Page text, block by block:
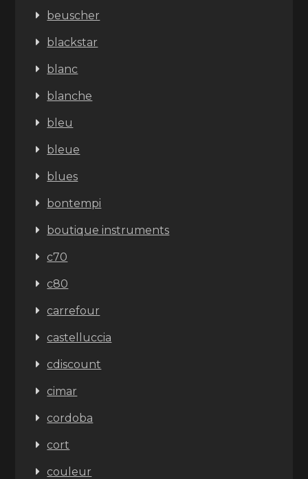
beuscher
blackstar
blanc
blanche
bleu
bleue
blues
bontempi
boutique instruments
c70
c80
carrefour
castelluccia
cdiscount
cimar
cordoba
cort
couleur